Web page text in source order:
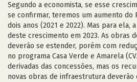
Segundo a economista, se esse
se confirmar, teremos um aumento do
dois anos (2021 e 2022). Mas para ela,
deste crescimento em 2023. As obras
deverão se estender, porém com
no programa Casa Verde e Amarela
derivadas das concessões, mas os
novas obras de infraestrutura deverão